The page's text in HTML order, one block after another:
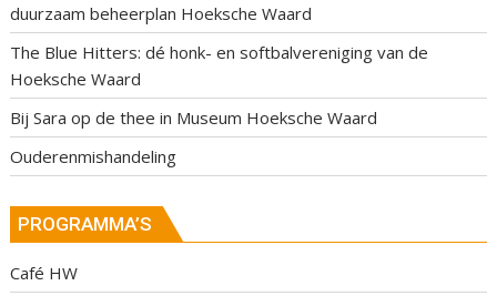
duurzaam beheerplan Hoeksche Waard
The Blue Hitters: dé honk- en softbalvereniging van de
Hoeksche Waard
Bij Sara op de thee in Museum Hoeksche Waard
Ouderenmishandeling
PROGRAMMA’S
Café HW